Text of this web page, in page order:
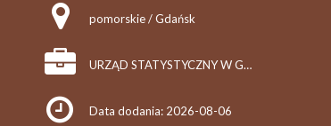
pomorskie / Gdańsk
URZĄD STATYSTYCZNY W GDAŃSKU
Data dodania: 2026-08-06